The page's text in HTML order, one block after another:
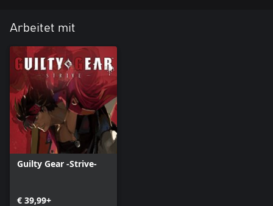
Arbeitet mit
Guilty Gear -Strive-
€ 39,99+